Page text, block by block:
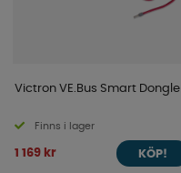
Victron VE.Bus Smart Dongle
Finns i lager
1 169 kr KÖP!